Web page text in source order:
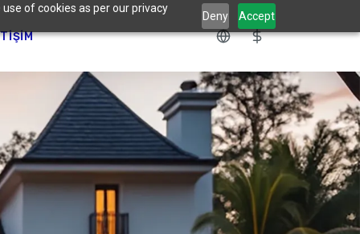
of cookies as per our privacy
Deny Accept